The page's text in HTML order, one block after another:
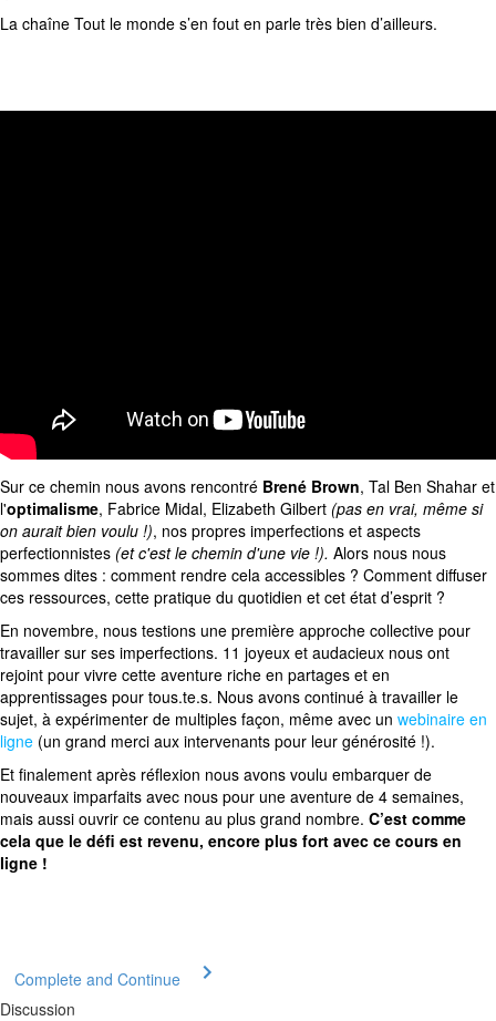
La chaîne Tout le monde s’en fout en parle très bien d’ailleurs.
Sur ce chemin nous avons rencontré Brené Brown, Tal Ben Shahar et
l'optimalisme, Fabrice Midal, Elizabeth Gilbert (pas en vrai, même si
on aurait bien voulu !), nos propres imperfections et aspects
perfectionnistes (et c'est le chemin d'une vie !). Alors nous nous
sommes dites : comment rendre cela accessibles ? Comment diffuser
ces ressources, cette pratique du quotidien et cet état d’esprit ?
En novembre, nous testions une première approche collective pour
travailler sur ses imperfections. 11 joyeux et audacieux nous ont
rejoint pour vivre cette aventure riche en partages et en
apprentissages pour tous.te.s. Nous avons continué à travailler le
sujet, à expérimenter de multiples façon, même avec un webinaire en
ligne (un grand merci aux intervenants pour leur générosité !).
Et finalement après réflexion nous avons voulu embarquer de
nouveaux imparfaits avec nous pour une aventure de 4 semaines,
mais aussi ouvrir ce contenu au plus grand nombre. C’est comme
cela que le défi est revenu, encore plus fort avec ce cours en
ligne !
Complete and Continue
Discussion